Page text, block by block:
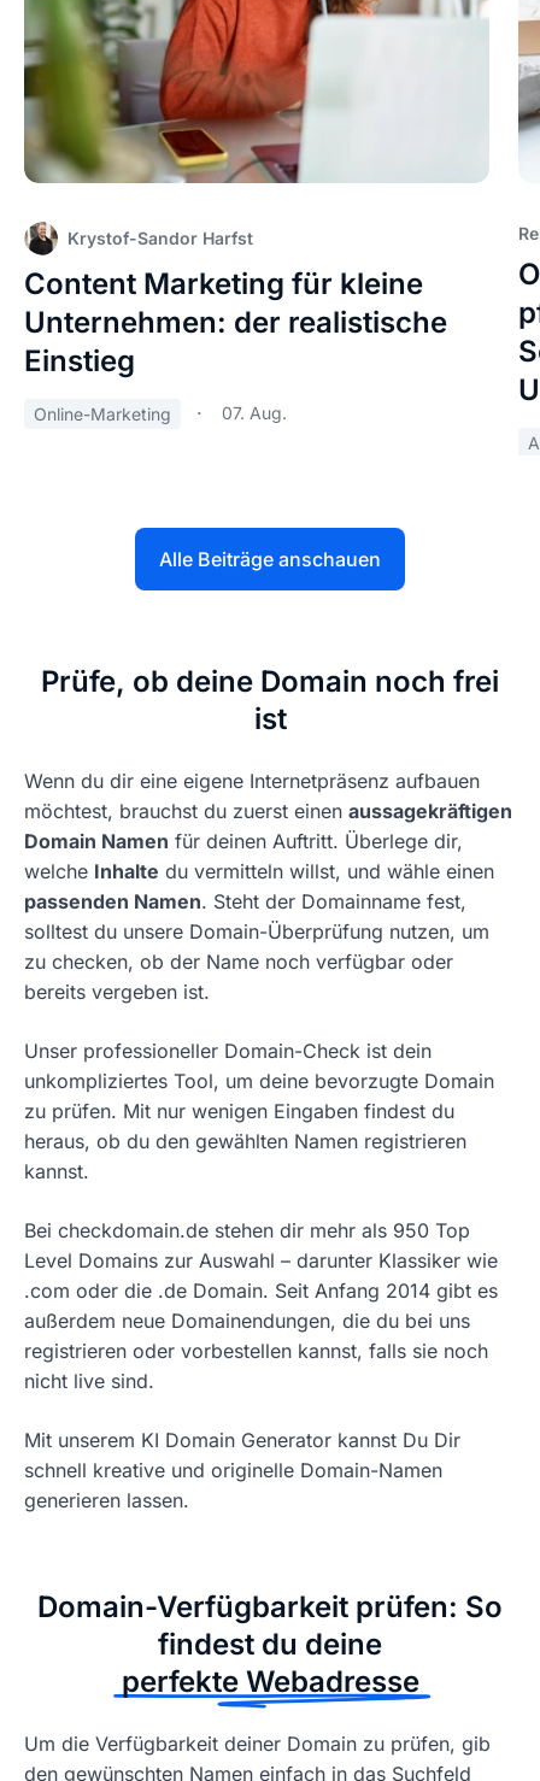
Krystof-Sandor Harfst
Content Marketing für kleine
Unternehmen: der realistische
Einstieg
Online-Marketing 07. Aug.
Alle Beiträge anschauen
Prüfe, ob deine Domain noch frei
ist
Wenn du dir eine eigene Internetpräsenz aufbauen
möchtest, brauchst du zuerst einen aussagekräftigen
Domain Namen für deinen Auftritt. Überlege dir,
welche Inhalte du vermitteln willst, und wähle einen
passenden Namen. Steht der Domainname fest,
solltest du unsere Domain-Überprüfung nutzen, um
zu checken, ob der Name noch verfügbar oder
bereits vergeben ist.
Unser professioneller Domain-Check ist dein
unkompliziertes Tool, um deine bevorzugte Domain
zu prüfen. Mit nur wenigen Eingaben findest du
heraus, ob du den gewählten Namen registrieren
kannst.
Bei checkdomain.de stehen dir mehr als 950 Top
Level Domains zur Auswahl – darunter Klassiker wie
.com oder die .de Domain. Seit Anfang 2014 gibt es
außerdem neue Domainendungen, die du bei uns
registrieren oder vorbestellen kannst, falls sie noch
nicht live sind.
Mit unserem KI Domain Generator kannst Du Dir
schnell kreative und originelle Domain-Namen
generieren lassen.
Domain-Verfügbarkeit prüfen: So
findest du deine
perfekte Webadresse
Um die Verfügbarkeit deiner Domain zu prüfen, gib
den gewünschten Namen einfach in das Suchfeld